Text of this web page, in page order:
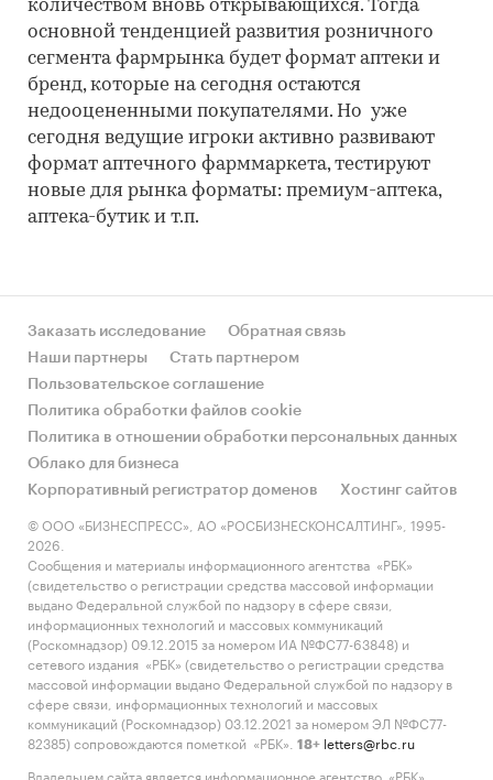
количеством вновь открывающихся. Тогда
основной тенденцией развития розничного
сегмента фармрынка будет формат аптеки и
бренд, которые на сегодня остаются
недооцененными покупателями. Но уже
сегодня ведущие игроки активно развивают
формат аптечного фарммаркета, тестируют
новые для рынка форматы: премиум-аптека,
аптека-бутик и т.п.
Заказать исследование
Обратная связь
Наши партнеры
Стать партнером
Пользовательское соглашение
Политика обработки файлов cookie
Политика в отношении обработки персональных данных
Облако для бизнеса
Корпоративный регистратор доменов
Хостинг сайтов
© ООО «БИЗНЕСПРЕСС», АО «РОСБИЗНЕСКОНСАЛТИНГ», 1995-
2026.
Сообщения и материалы информационного агентства «РБК»
(свидетельство о регистрации средства массовой информации
выдано Федеральной службой по надзору в сфере связи,
информационных технологий и массовых коммуникаций
(Роскомнадзор) 09.12.2015 за номером ИА №ФС77-63848) и
сетевого издания «РБК» (свидетельство о регистрации средства
массовой информации выдано Федеральной службой по надзору в
сфере связи, информационных технологий и массовых
коммуникаций (Роскомнадзор) 03.12.2021 за номером ЭЛ №ФС77-
82385) сопровождаются пометкой «РБК».
18+ letters@rbc.ru
Владельцем сайта является информационное агентство «РБК».